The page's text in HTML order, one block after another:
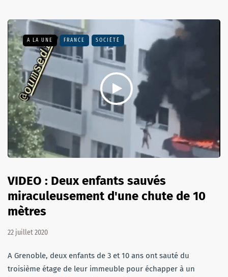
A LA UNE FRANCE SOCIÉTÉ
VIDEO : Deux enfants sauvés
miraculeusement d'une chute de 10
mètres
22 juillet 2020
A Grenoble, deux enfants de 3 et 10 ans ont sauté du
troisième étage de leur immeuble pour échapper à un